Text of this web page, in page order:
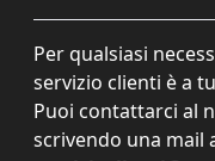
Per qualsiasi
servizio clienti è a
Puoi contattarci al
scrivendo una mail